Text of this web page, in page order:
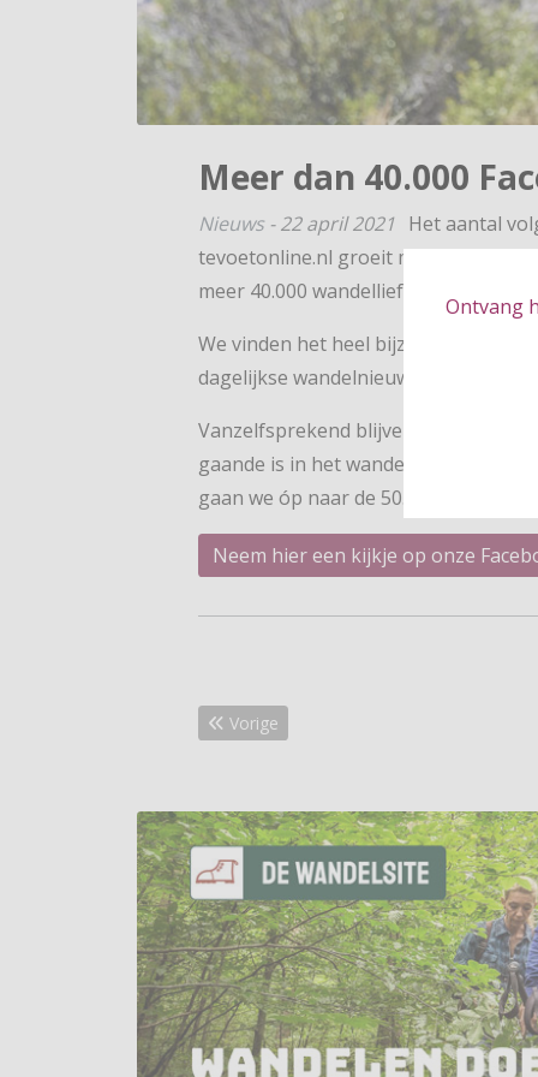
Ontvang
Meer dan 40.000
Nieuws -22 april 2021 Het aantal
tevoetonline.nl groeit maar door.
meer 40.000 wandelliefhebbers
We vinden het heel bijzonder dat
dagelijkse wandelnieuws. Hartelijk
Vanzelfsprekend blijven we via
gaande is in het wandelwereldje. En
gaan we óp naar de 50.000 volgers!
Neem hier een kijkje op onze
Vorig artikel: Nieuw Klompenpad
Vorige